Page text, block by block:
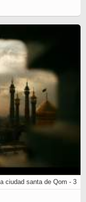
ciudad santa de Qom - 3